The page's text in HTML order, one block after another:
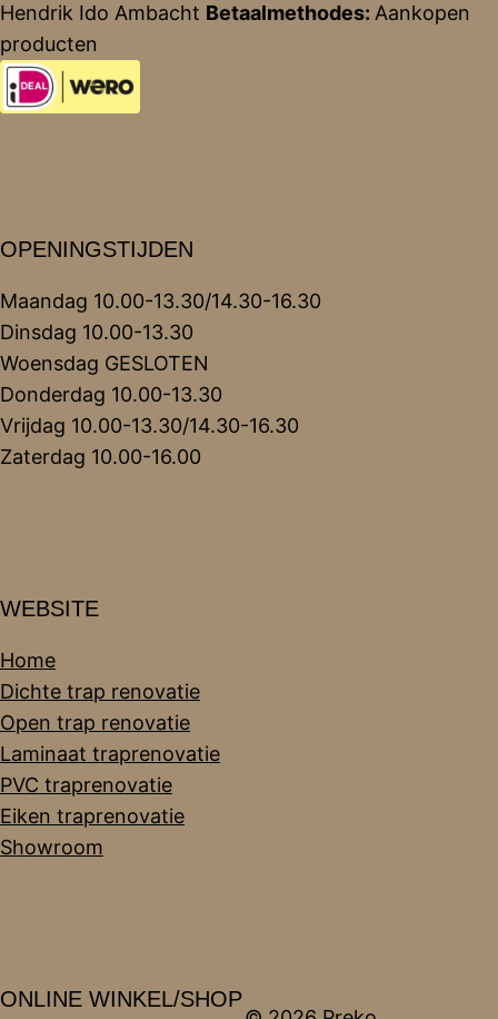
Hendrik Ido Ambacht Betaalmethodes: Aankopen
producten
OPENINGSTIJDEN
Maandag 10.00-13.30/14.30-16.30
Dinsdag 10.00-13.30
Woensdag GESLOTEN
Donderdag 10.00-13.30
Vrijdag 10.00-13.30/14.30-16.30
Zaterdag 10.00-16.00
WEBSITE
Home
Dichte trap renovatie
Open trap renovatie
Laminaat traprenovatie
PVC traprenovatie
Eiken traprenovatie
Showroom
ONLINE WINKEL/SHOP